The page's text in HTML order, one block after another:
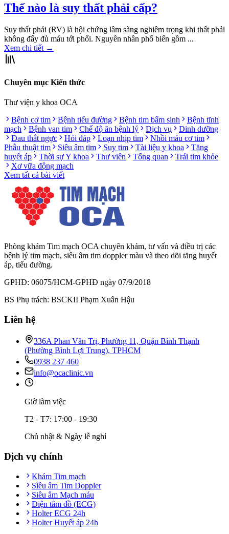
Thế nào là suy thất phải cấp?
Suy thất phải (RV) là hội chứng lâm sàng nghiêm trọng khi thất phải
không đẩy đủ máu tới phổi. Nguyên nhân phổ biến gồm ...
Xem chi tiết →
Chuyên mục Kiến thức
Thư viện y khoa OCA
Bệnh cơ tim
Bệnh tiểu đường Bệnh tim bẩm sinh
Bệnh tĩnh
mạch
Bệnh van tim Chế độ ăn bệnh lý Dịch vụ
Dinh dưỡng
Đau thắt ngực
Hỏi đáp Loạn nhịp tim
Nhồi máu cơ tim
Phẫu thuật tim
Siêu âm tim Suy tim Tài liệu y khoa
Tăng
huyết áp
Thời sự Y khoa Thư viện Tổng quan
Trái tim khỏe
Xơ vữa động mạch
Xem tất cả bài viết
Phòng khám Tim mạch OCA chuyên khám, tư vấn và điều trị các
bệnh lý tim mạch, siêu âm tim doppler màu và theo dõi tăng huyết
áp, tiểu đường.
GPHĐ: 06075/HCM-GPHĐ ngày 07/9/2018
BS Phụ trách: BSCKII Phạm Xuân Hậu
Liên hệ
336A Phan Văn Trị, Phường 11, Quận Bình Thạnh
(Phường Bình Lợi Trung), TPHCM
0938 237 460
info@ocaclinic.vn
Giờ làm việc
T2 - T7: 17:00 - 19:30
Chủ nhật & Ngày lễ nghỉ
Dịch vụ chính
Khám Tim mạch
Siêu âm Tim Doppler
Siêu âm Mạch máu
Điện tâm đồ (ECG)
Holter ECG 24h
Holter Huyết áp 24h